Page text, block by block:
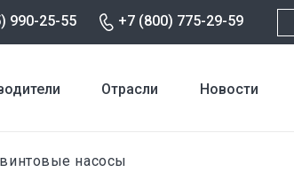
990-25-55 +7 (800) 775-29-59
Отрасли Новости
насосы